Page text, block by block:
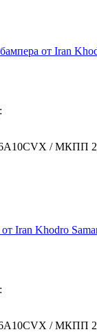
от Iran
/ МКПП
Iran Khodro
/ МКПП